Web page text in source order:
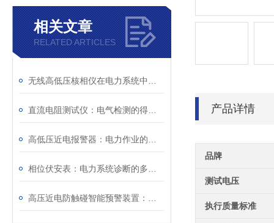
相关文章
RELATED ARTICLES
产品详情
品牌
测试电压
执行质量标准